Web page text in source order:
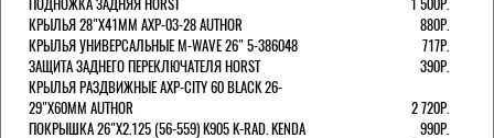
КРЫЛЬЯ 28"Х41ММ AXP-03-28 AUTHOR
880Р.
КРЫЛЬЯ УНИВЕРСАЛЬНЫЕ M-WAVE 26" 5-386048
717Р.
ЗАЩИТА ЗАДНЕГО ПЕРЕКЛЮЧАТЕЛЯ HORST
390Р.
КРЫЛЬЯ РАЗДВИЖНЫЕ AXP-CITY 60 BLACK 26-
29"Х60ММ AUTHOR
2 720Р.
ПОКРЫШКА 26"Х2.125 (56-559) K905 K-RAD. KENDA
990Р.